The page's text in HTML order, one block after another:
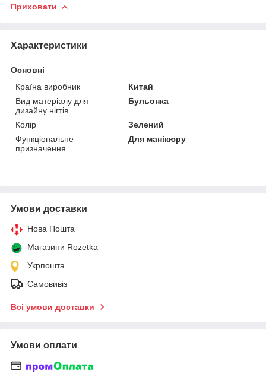
Приховати
Характеристики
Основні
Країна виробник
Китай
Вид матеріалу для
дизайну нігтів
Бульонка
Колір
Зелений
Функціональне
призначення
Для манікюру
Умови доставки
Нова Пошта
Магазини Rozetka
Укрпошта
Самовивіз
Всі умови доставки
Умови оплати